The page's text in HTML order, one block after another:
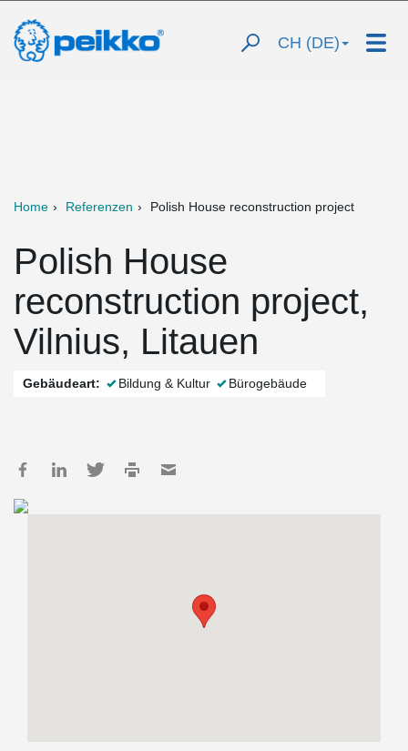
CH (DE)
Home Referenzen Polish House reconstruction project
Polish House
reconstruction project,
Vilnius, Litauen
Gebäudeart: Bildung & Kultur Bürogebäude